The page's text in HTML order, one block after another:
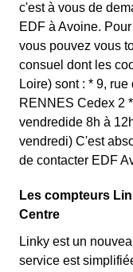
c'est à vous de
EDF à Avoine.
vous pouvez vous
consuel dont les
Loire) sont : * 9,
RENNES Cedex 2
vendredide 8h à
vendredi) C'est
de contacter EDF
Les compteurs
Centre
Linky est un
service est